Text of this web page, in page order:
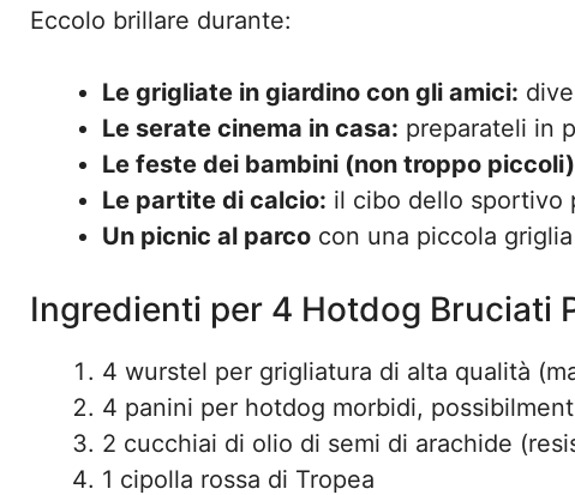
Eccolo brillare durante:
Le grigliate in giardino con gli amici:
Le serate cinema in casa: preparateli in
Le feste dei bambini (non troppo
Le partite di calcio: il cibo dello sportivo
Un picnic al parco con una piccola
Ingredienti per 4 Hotdog Bruciati
4 wurstel per grigliatura di alta qualità
4 panini per hotdog morbidi,
2 cucchiai di olio di semi di arachide
1 cipolla rossa di Tropea